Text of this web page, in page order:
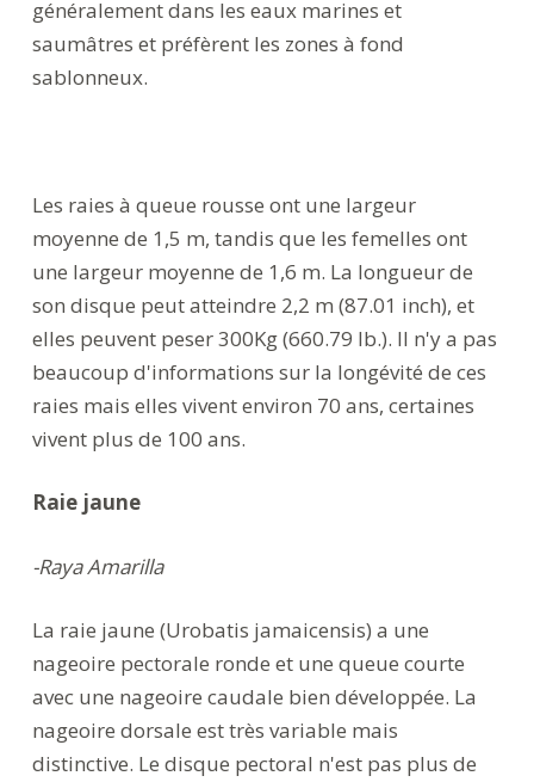
généralement dans les eaux marines et
saumâtres et préfèrent les zones à fond
sablonneux.
Les raies à queue rousse ont une largeur
moyenne de 1,5 m, tandis que les femelles ont
une largeur moyenne de 1,6 m. La longueur de
son disque peut atteindre 2,2 m (87.01 inch), et
elles peuvent peser 300Kg (660.79 lb.). Il n'y a pas
beaucoup d'informations sur la longévité de ces
raies mais elles vivent environ 70 ans, certaines
vivent plus de 100 ans.
Raie jaune
-Raya Amarilla
La raie jaune (Urobatis jamaicensis) a une
nageoire pectorale ronde et une queue courte
avec une nageoire caudale bien développée. La
nageoire dorsale est très variable mais
distinctive. Le disque pectoral n'est pas plus de